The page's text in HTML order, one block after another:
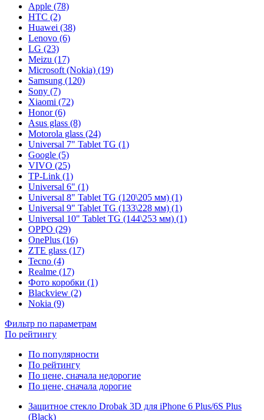
Apple (78)
HTC (2)
Huawei (38)
Lenovo (6)
LG (23)
Meizu (17)
Microsoft (Nokia) (19)
Samsung (120)
Sony (7)
Xiaomi (72)
Honor (6)
Asus glass (8)
Motorola glass (24)
Universal 7" Tablet TG (1)
Google (5)
VIVO (25)
TP-Link (1)
Universal 6" (1)
Universal 8" Tablet TG (120\205 мм) (1)
Universal 9" Tablet TG (133\228 мм) (1)
Universal 10" Tablet TG (144\253 мм) (1)
OPPO (29)
OnePlus (16)
ZTE glass (17)
Tecno (4)
Realme (17)
Фото коробки (1)
Blackview (2)
Nokia (9)
Фильтр по параметрам
По рейтингу
По популярности
По рейтингу
По цене, сначала недорогие
По цене, сначала дорогие
Защитное стекло Drobak 3D для iPhone 6 Plus/6S Plus
(Black)